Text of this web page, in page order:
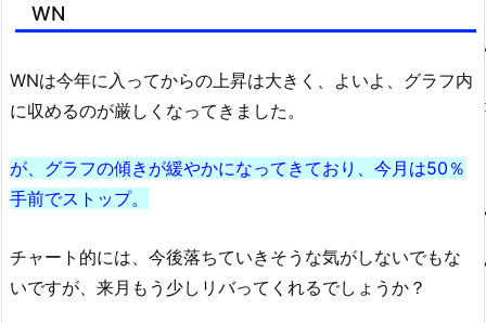
WN
WNは今年に入ってからの上昇は大きく、よいよ、グラフ内
に収めるのが厳しくなってきました。
が、グラフの傾きが緩やかになってきており、今月は50％
手前でストップ。
チャート的には、今後落ちていきそうな気がしないでもな
いですが、来月もう少しリバってくれるでしょうか？